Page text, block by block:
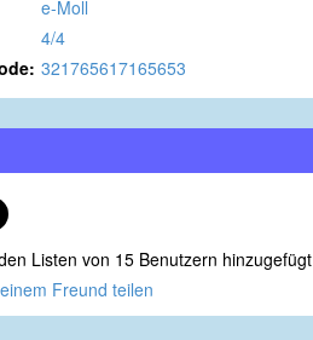
e-Moll
4/4
321765617165653
Listen von 15 Benutzern hinzugefügt
Freund teilen